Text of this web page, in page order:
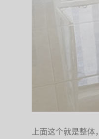
上面这个就是整